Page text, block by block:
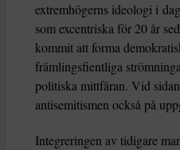
extremhögerns ideologi i
som excentriska för 20 år
kommit att forma
främlingsfientliga
politiska mittfåran. Vid
antisemitismen också på
Integreringen av tidigare